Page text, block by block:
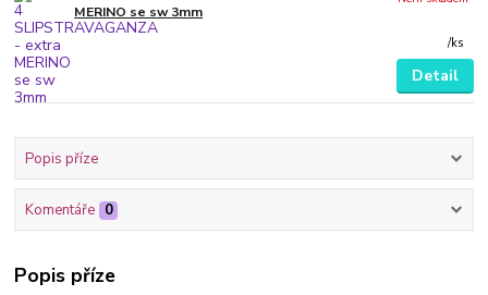
MERINO se sw 3mm
/ks
Detail
Popis příze
Komentáře 0
Popis příze